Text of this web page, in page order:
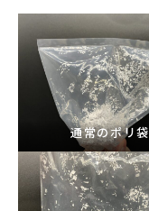
通常のポリ袋